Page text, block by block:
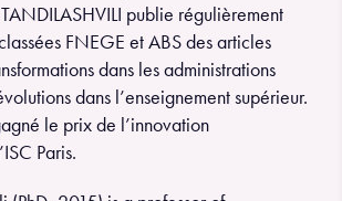
publie régulièrement
FNEGE et ABS des articles
dans les administrations
dans l’enseignement supérieur.
le prix de l’innovation
Paris.